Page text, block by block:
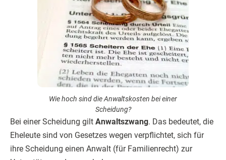
Wie hoch sind die Anwaltskosten bei einer
Scheidung?
Bei einer Scheidung gilt Anwaltszwang. Das bedeutet, die
Eheleute sind von Gesetzes wegen verpflichtet, sich für
ihre Scheidung einen Anwalt (für Familienrecht) zur